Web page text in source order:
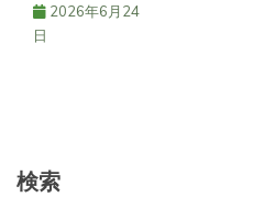
2026年6月24
日
検索